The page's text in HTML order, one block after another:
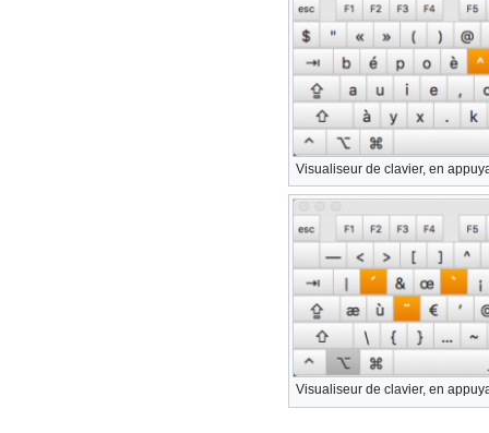
Visualiseur de clavier, en
Visualiseur de clavier, en